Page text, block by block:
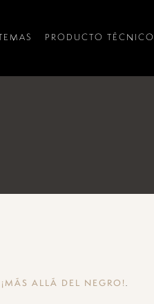
PRODUCTO TÉCNICO
ALLÁ DEL NEGRO! .